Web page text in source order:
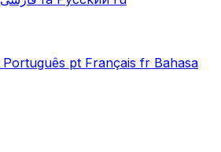
Português pt Français fr Bahasa